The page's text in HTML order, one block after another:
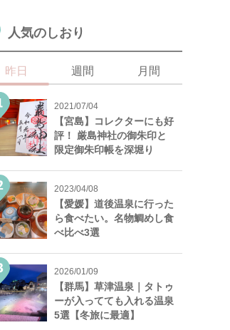
人気のしおり
昨日 週間 月間
2021/07/04
【宮島】コレクターにも好
評！ 厳島神社の御朱印と
限定御朱印帳を深堀り
2023/04/08
【愛媛】道後温泉に行った
ら食べたい。名物鯛めし食
べ比べ3選
2026/01/09
【群馬】草津温泉｜タトゥ
ーが入ってても入れる温泉
5選【冬旅に最適】